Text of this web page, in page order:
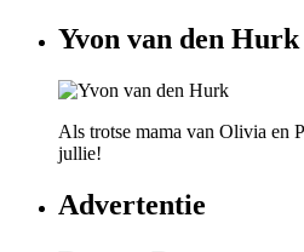
Yvon van den Hurk
Als trotse mama van Olivia en
jullie!
Advertentie